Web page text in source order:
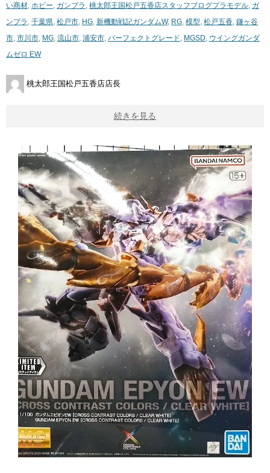
い商材, ホビー, ガンプラ , 桃太郎王国松戸五香店スタッフブログプラモデル, ガ
ンプラ , 千葉県, 松戸市, HG, 新機動戦記ガンダムW, RG, 模型, 松戸五香, 鎌ヶ谷
市, 市川市, MG, 流山市, 浦安市, パーフェクトグレード, MGSD, ウイングガンダ
ムゼロ EW
桃太郎王国松戸五香店店長
続きを見る